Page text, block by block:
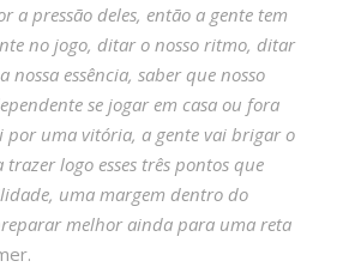
a pressão deles, então a gente tem
no jogo, ditar o nosso ritmo, ditar
nossa essência, saber que nosso
se jogar em casa ou fora
por uma vitória, a gente vai brigar o
logo esses três pontos que
uma margem dentro do
melhor ainda para uma reta